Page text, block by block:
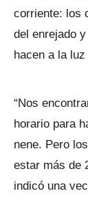
corriente: los
del enrejado
hacen a la
“Nos
horario para
nene. Pero
estar más de
indicó una